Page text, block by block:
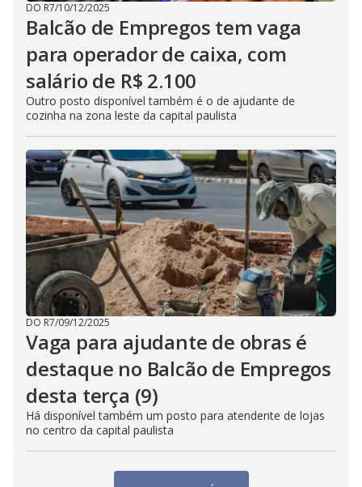
DO R7/10/12/2025
Balcão de Empregos tem vaga
para operador de caixa, com
salário de R$ 2.100
Outro posto disponível também é o de ajudante de
cozinha na zona leste da capital paulista
DO R7/09/12/2025
Vaga para ajudante de obras é
destaque no Balcão de Empregos
desta terça (9)
Há disponível também um posto para atendente de lojas
no centro da capital paulista